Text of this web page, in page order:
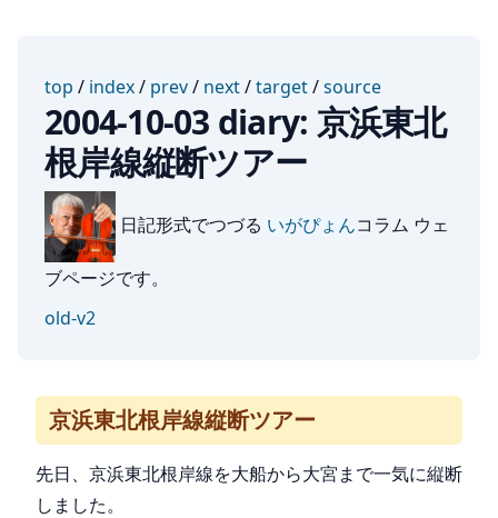
top / index/ prev/ next/target/source
2004-10-03 diary: 京浜東北
根岸線縦断ツアー
日記形式でつづる いがぴょんコラム ウェ
ブページです。
old-v2
京浜東北根岸線縦断ツアー
先日、京浜東北根岸線を大船から大宮まで一気に縦断
しました。